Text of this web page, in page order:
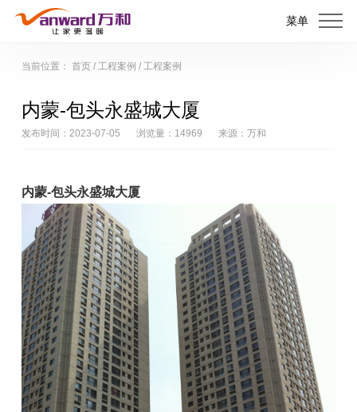
菜单
当前位置： 首页/ 工程案例 / 工程案例
内蒙-包头永盛城大厦
发布时间：2023-07-05 浏览量：14969 来源：万和
内蒙-包头永盛城大厦